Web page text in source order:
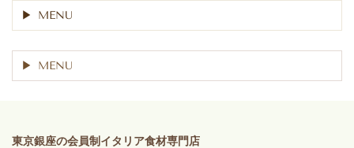
MENU
MENU
東京銀座の会員制イタリア食材専門店